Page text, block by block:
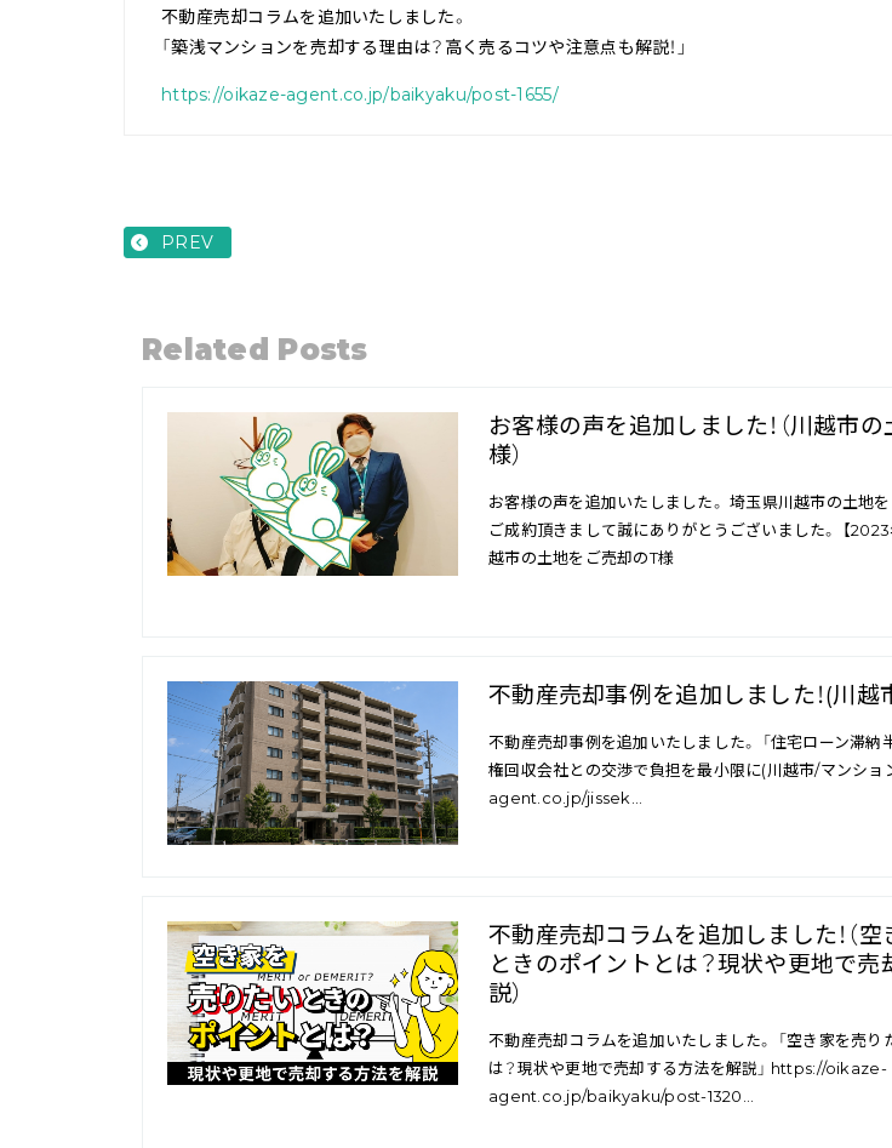
不動産売却コラムを追加いたしました。
「築浅マンションを売却する理由は？高く売るコツや注意点も解説！」
https://oikaze-agent.co.jp/baikyaku/post-1655/
PREV
Related Posts
お客様の声を追加しました！（川越市
様）
お客様の声を追加いたしました。 埼玉県川越市の土地を
ご成約頂きまして誠にありがとうございました。 【2023
越市の土地をご売却のT様
不動産売却事例を追加しました！(川越
不動産売却事例を追加いたしました。 「住宅ローン滞
権回収会社との交渉で負担を最小限に(川越市/マンショ
agent.co.jp/jissek…
不動産売却コラムを追加しました！（
ときのポイントとは？現状や更地で売
説）
不動産売却コラムを追加いたしました。 「空き家を売り
は？現状や更地で売却する方法を解説」 https://oikaze-
agent.co.jp/baikyaku/post-1320…